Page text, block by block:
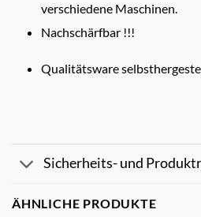
verschiedene Maschinen.
Nachschärfbar !!!
Qualitätsware
Sicherheits- und
ÄHNLICHE PRODUKTE